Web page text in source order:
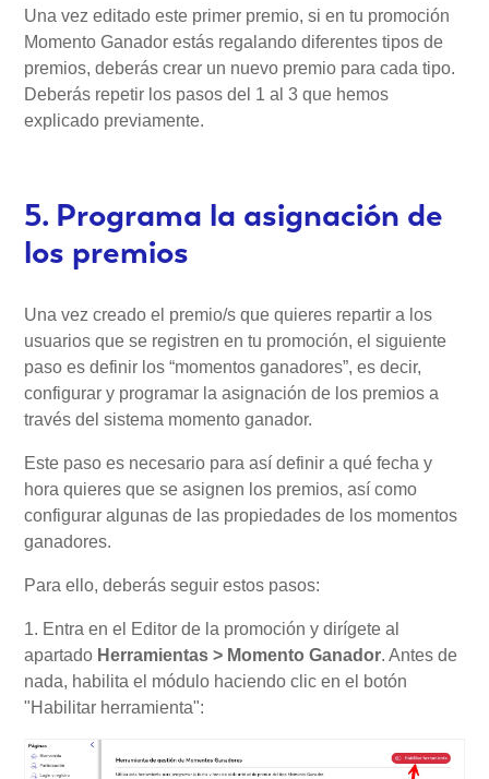
Una vez editado este primer premio, si en tu promoción
Momento Ganador estás regalando diferentes tipos de
premios, deberás crear un nuevo premio para cada tipo.
Deberás repetir los pasos del 1 al 3 que hemos
explicado previamente.
5. Programa la asignación de
los premios
Una vez creado el premio/s que quieres repartir a los
usuarios que se registren en tu promoción, el siguiente
paso es definir los “momentos ganadores”, es decir,
configurar y programar la asignación de los premios a
través del sistema momento ganador.
Este paso es necesario para así definir a qué fecha y
hora quieres que se asignen los premios, así como
configurar algunas de las propiedades de los momentos
ganadores.
Para ello, deberás seguir estos pasos:
1. Entra en el Editor de la promoción y dirígete al
apartado Herramientas > Momento Ganador. Antes de
nada, habilita el módulo haciendo clic en el botón
"Habilitar herramienta":